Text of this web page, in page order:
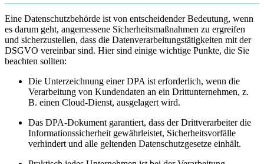
Eine Datenschutzbehörde ist von entscheidender Bedeutung, wenn
es darum geht, angemessene Sicherheitsmaßnahmen zu ergreifen
und sicherzustellen, dass die Datenverarbeitungstätigkeiten mit der
DSGVO vereinbar sind. Hier sind einige wichtige Punkte, die Sie
beachten sollten:
Die Unterzeichnung einer DPA ist erforderlich, wenn die
Verarbeitung von Kundendaten an ein Drittunternehmen, z.
B. einen Cloud-Dienst, ausgelagert wird.
Das DPA-Dokument garantiert, dass der Drittverarbeiter die
Informationssicherheit gewährleistet, Sicherheitsvorfälle
verhindert und alle geltenden Datenschutzgesetze einhält.